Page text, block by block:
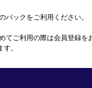
パックをご利用ください。
ご利用の際は会員登録を
。